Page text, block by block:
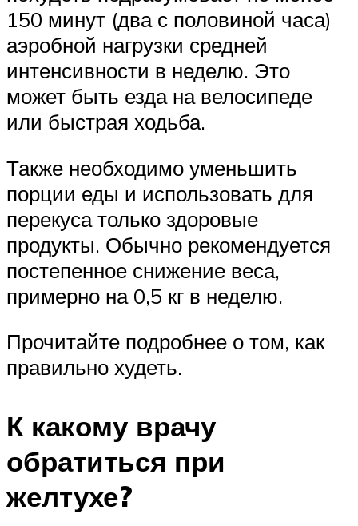
150 минут (два с половиной часа)
аэробной нагрузки средней
интенсивности в неделю. Это
может быть езда на велосипеде
или быстрая ходьба.
Также необходимо уменьшить
порции еды и использовать для
перекуса только здоровые
продукты. Обычно рекомендуется
постепенное снижение веса,
примерно на 0,5 кг в неделю.
Прочитайте подробнее о том, как
правильно худеть.
К какому врачу
обратиться при
желтухе?